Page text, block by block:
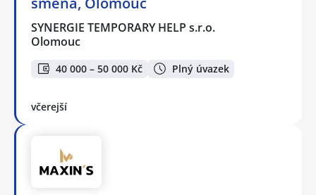
SYNERGIE TEMPORARY HELP s.r.o.
Olomouc
40 000 – 50 000 Kč Plný úvazek
včerejší